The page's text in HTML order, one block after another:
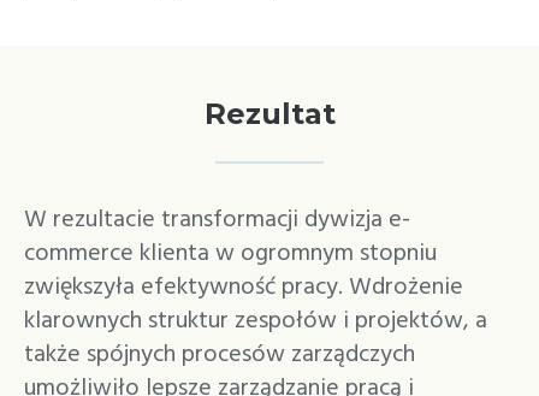
Rezultat
W rezultacie transformacji dywizja e-
commerce klienta w ogromnym stopniu
zwiększyła efektywność pracy. Wdrożenie
klarownych struktur zespołów i projektów, a
także spójnych procesów zarządczych
umożliwiło lepsze zarządzanie pracą i